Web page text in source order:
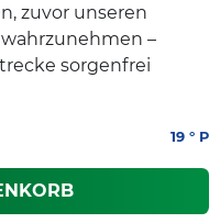
zuvor unseren
–
sorgenfrei
19 ° P